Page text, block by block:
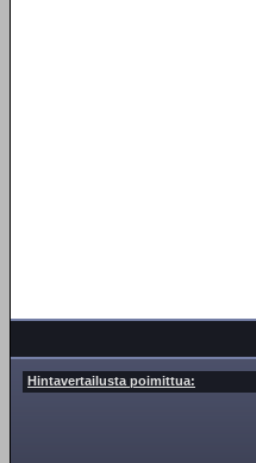
Hintavertailusta poimittua: